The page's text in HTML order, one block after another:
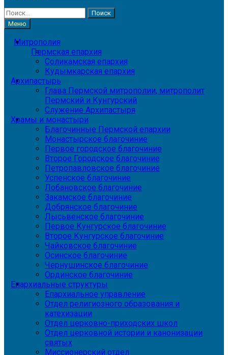
Найти:
Меню
Митрополия
Пермская епархия
Соликамская епархия
Кудымкарская епархия
Архипастырь
Глава Пермской митрополии, митрополит
Пермский и Кунгурский
Служение Архипастыря
Храмы и монастыри
Благочинные Пермской епархии
Монастырское благочиние
Первое городское благочиние
Второе Городское благочиние
Петропавловское благочиние
Успенское благочиние
Лобановское благочиние
Закамское благочиние
Добрянское благочиние
Лысьвенское благочиние
Первое Кунгурское благочиние
Второе Кунгурское благочиние
Чайковское благочиние
Осинское благочиние
Чернушинское благочиние
Ординское благочиние
Епархиальные структуры
Епархиальное управление
Отдел религиозного образования и
катехизации
Отдел церковно-приходских школ
Отдел церковной истории и канонизации
святых
Миссионерский отдел